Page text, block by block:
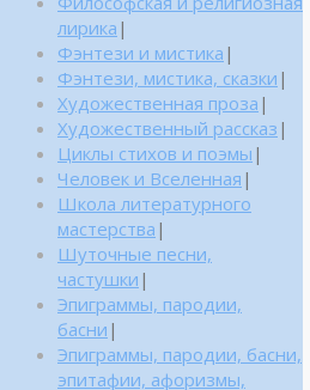
лирика |
Фэнтези и мистика |
Фэнтези, мистика, сказки |
Художественная проза |
Художественный рассказ |
Циклы стихов и поэмы |
Человек и Вселенная |
Школа литературного
мастерства |
Шуточные песни,
частушки |
Эпиграммы, пародии,
басни |
Эпиграммы, пародии, басни,
эпитафии, афоризмы,